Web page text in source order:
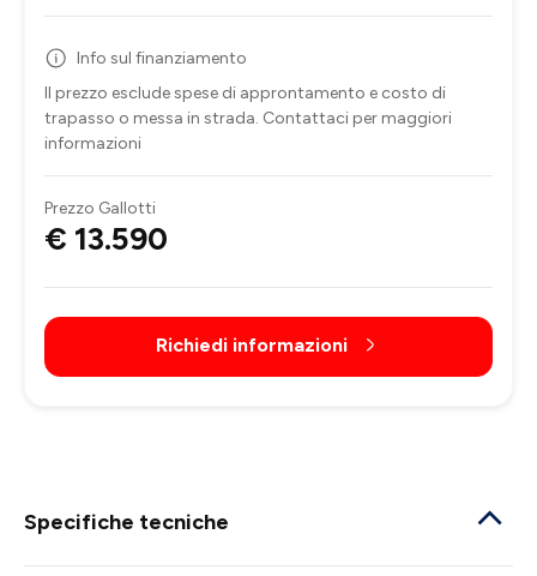
Info sul finanziamento
Il prezzo esclude spese di approntamento e costo di
trapasso o messa in strada. Contattaci per maggiori
informazioni
Prezzo Gallotti
€ 13.590
Richiedi informazioni
Specifiche tecniche